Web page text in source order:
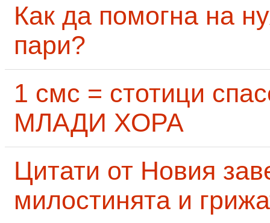
Как да помогна на
пари?
1 смс = стотици
МЛАДИ ХОРА
Цитати от Новия
милостинята и